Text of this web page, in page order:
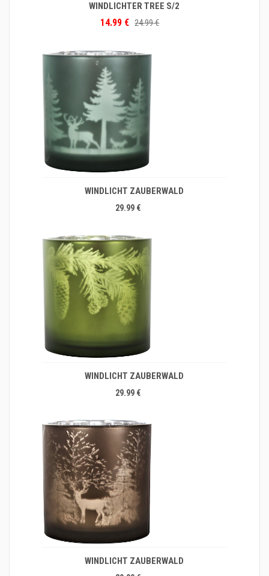
WINDLICHTER TREE S/2
14.99 € 24.99 €
WINDLICHT ZAUBERWALD
29.99 €
WINDLICHT ZAUBERWALD
29.99 €
WINDLICHT ZAUBERWALD